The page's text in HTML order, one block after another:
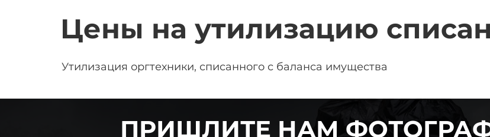
Цены на утилизацию
Утилизация оргтехники, списанного с баланса имущества
ПРИШЛИТЕ НАМ